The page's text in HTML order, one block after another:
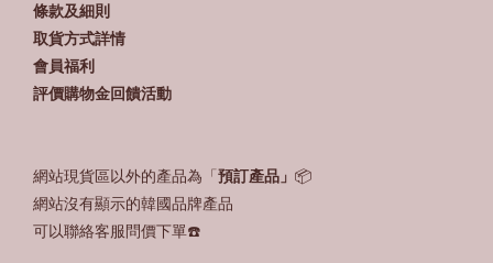
條款及細則
取貨方式詳情
會員福利
評價購物金回饋活動
網站現貨區以外的產品為「 預訂產品」 📦
網站沒有顯示的韓國品牌產品
可以聯絡客服問價下單☎️